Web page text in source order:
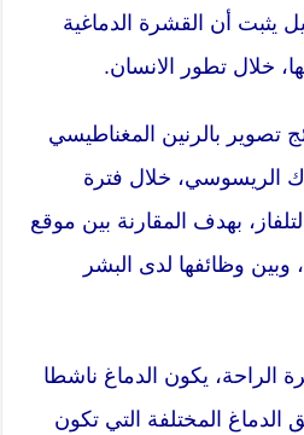
يثبت أن القشرة الدماغية
خلال تطور الانسان.
تصوير بالرنين المغناطيسي
الريسوسي، خلال فترة
بهدف المقارنة بين موقع
وظائفها لدى البشر
الراحة، يكون الدماغ ناشطا
المختلفة التي تكون